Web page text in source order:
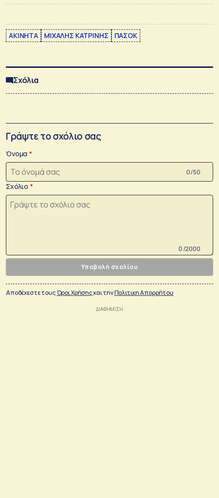
ΑΚΙΝΗΤΑ ΜΙΧΑΛΗΣ ΚΑΤΡΙΝΗΣ ΠΑΣΟΚ
Σχόλια
Γράψτε το σχόλιο σας
Όνομα
0 /50
Σχόλιο
0 /2000
Υποβολή σχολίου
Αποδέχεστε τουςΌροι Χρήσηςκαι τηνΠολιτικη Απορρήτου